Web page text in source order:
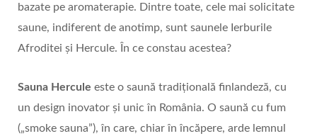
bazate pe aromaterapie. Dintre toate, cele mai solicitate
saune, indiferent de anotimp, sunt saunele Ierburile
Afroditei și Hercule. În ce constau acestea?
Sauna Hercule este o saună tradițională finlandeză, cu
un design inovator și unic în România. O saună cu fum
(„smoke sauna”), în care, chiar în încăpere, arde lemnul